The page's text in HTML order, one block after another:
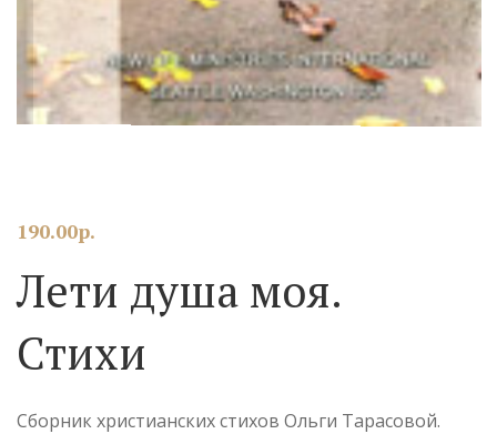
190.00р.
Лети душа моя.
Стихи
Сборник христианских стихов Ольги Тарасовой.